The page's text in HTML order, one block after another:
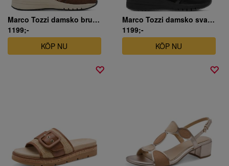
Marco Tozzi damsko brun mocka kilklack.
1199;-
KÖP NU
Marco Tozzi damsko svart skinn
1199;-
KÖP NU